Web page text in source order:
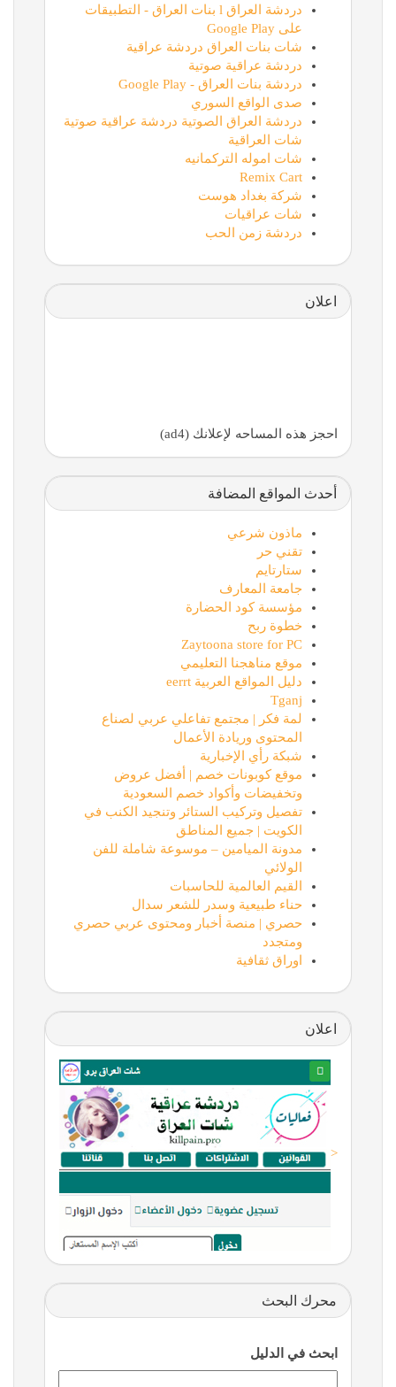
دردشة العراق l بنات العراق - التطبيقات
على Google Play
شات بنات العراق دردشة عراقية
دردشة عراقية صوتية
دردشة بنات العراق - Google Play
صدى الواقع السوري
دردشة العراق الصوتية دردشة عراقية صوتية
شات العراقية
شات اموله التركمانيه
Remix Cart
شركة بغداد هوست
شات عراقيات
دردشة زمن الحب
اعلان
احجز هذه المساحه لإعلانك (ad4)
أحدث المواقع المضافة
ماذون شرعي
تقني حر
ستارتايم
جامعة المعارف
مؤسسة كود الحضارة
خطوة ربح
Zaytoona store for PC
موقع مناهجنا التعليمي
دليل المواقع العربية eerrt
Tganj
لمة فكر | مجتمع تفاعلي عربي لصناع
المحتوى وريادة الأعمال
شبكة رأي الإخبارية
موقع كوبونات خصم | أفضل عروض
وتخفيضات وأكواد خصم السعودية
تفصيل وتركيب الستائر وتنجيد الكنب في
الكويت | جميع المناطق
مدونة الميامين – موسوعة شاملة للفن
الولائي
القيم العالمية للحاسبات
حناء طبيعية وسدر للشعر سدال
حصري | منصة أخبار ومحتوى عربي حصري
ومتجدد
اوراق ثقافية
اعلان
<
محرك البحث
ابحث في الدليل